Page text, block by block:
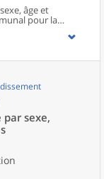
âge et
pour la
sexe,